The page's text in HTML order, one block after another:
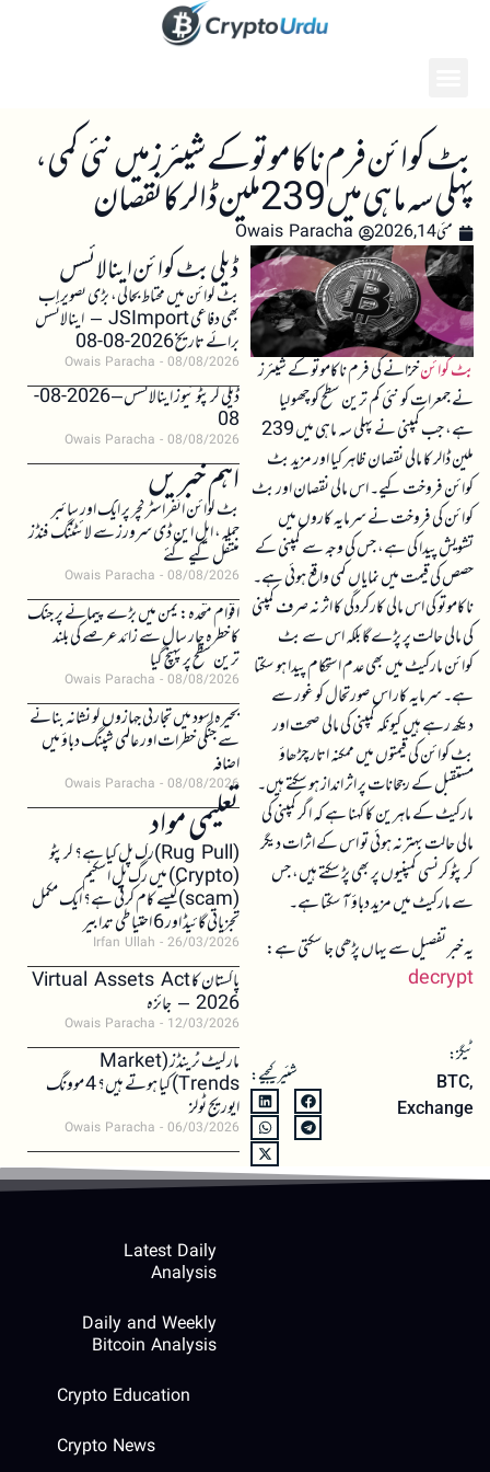
بٹ کوائن فرم ناکاموتو کے شیئرز میں نئی کمی،
پہلی سہ ماہی میں 239 ملین ڈالر کا نقصان
مئی 14, 2026 Owais Paracha
بٹ کوائنخزانے کی فرم ناکاموتو کے شیئرز
نے جمعرات کو نئی کم ترین سطح کو چھو لیا
ہے، جب کمپنی نے پہلی سہ ماہی میں 239
ملین ڈالر کا مالی نقصان ظاہر کیا اور مزید بٹ
کوائن فروخت کیے۔ اس مالی نقصان اور بٹ
کوائن کی فروخت نے سرمایہ کاروں میں
تشویش پیدا کی ہے، جس کی وجہ سے کمپنی کے
حصص کی قیمت میں نمایاں کمی واقع ہوئی ہے۔
ناکاموتو کی اس مالی کارکردگی کا اثر نہ صرف کمپنی
کی مالی حالت پر پڑے گا بلکہ اس سے بٹ
کوائن مارکیٹ میں بھی عدم استحکام پیدا ہو سکتا
ہے۔ سرمایہ کار اس صورتحال کو غور سے
دیکھ رہے ہیں کیونکہ کمپنی کی مالی صحت اور
بٹ کوائن کی قیمتوں میں ممکنہ اتار چڑھاؤ
مستقبل کے رجحانات پر اثر انداز ہو سکتے ہیں۔
مارکیٹ کے ماہرین کا کہنا ہے کہ اگر کمپنی کی
مالی حالت بہتر نہ ہوئی تو اس کے اثرات دیگر
کرپٹو کرنسی کمپنیوں پر بھی پڑ سکتے ہیں، جس
سے مارکیٹ میں مزید دباؤ آ سکتا ہے۔
یہ خبر تفصیل سے یہاں پڑھی جا سکتی ہے:
decrypt
ٹیگز:
BTC,
Exchange
شئیر کیجیے:
ڈیلی بٹ کوائن اینالائسس
بٹ کوائن میں محتاط بحالی، بڑی تصویر اب
بھی دفاعی JSImport – اینالائسس
برائے تاریخ 2026-08-08
Owais Paracha 08/08/2026
ڈیلی کرپٹو نیوز اینالائسس – 2026-08-
08
Owais Paracha 08/08/2026
اہم خبریں
بٹ کوائن انفراسٹرکچر پر ایک اور سائبر
حملہ، ایل این ڈی سرورز سے لائٹننگ فنڈز
منتقل کیے گئے
Owais Paracha 08/08/2026
اقوام متحدہ: یمن میں بڑے پیمانے پر جنگ
کا خطرہ چار سال سے زائد عرصے کی بلند
ترین سطح پر پہنچ گیا
Owais Paracha 08/08/2026
بحیرہ اسود میں تجارتی جہازوں کو نشانہ بنانے
سے جنگی خطرات اور عالمی شپنگ دباؤ میں
اضافہ
Owais Paracha 08/08/2026
تعلیمی مواد(Rug Pull)رگ پل کیا ہے؟ کرپٹو
(Crypto) میں رگ پل اسکیم
(scam)کیسے کام کرتی ہے؟ ایک مکمل
تجزیاتی گائیڈ اور 6 احتیاطی تدابیر
Irfan Ullah 26/03/2026
پاکستان کا Virtual Assets Act
2026 – جائزہ
Owais Paracha 12/03/2026
مارکیٹ ٹرینڈز (Market
Trends) کیا ہوتے ہیں؟ 4 موونگ
ایوریج ٹولز
Owais Paracha 06/03/2026
Latest Daily
Analysis
Daily and Weekly
Bitcoin Analysis
Crypto Education
Crypto News